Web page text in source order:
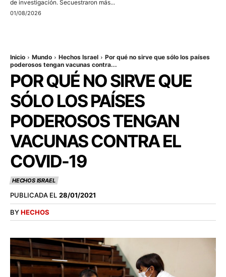
de investigación. Secuestraron más...
01/08/2026